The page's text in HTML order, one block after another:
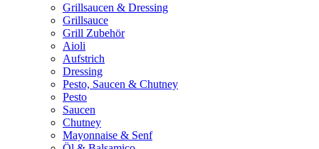
Grillsaucen & Dressing
Grillsauce
Grill Zubehör
Aioli
Aufstrich
Dressing
Pesto, Saucen & Chutney
Pesto
Saucen
Chutney
Mayonnaise & Senf